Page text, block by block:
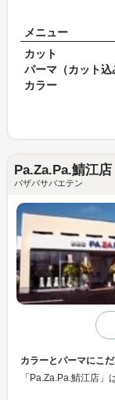
メニュー
カット
パーマ（カット込
カラー
Pa.Za.Pa.鯖江店
パザパサバエテン
カラーとパーマにこ